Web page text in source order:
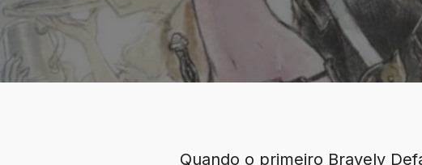
Quando o primeiro Bravely